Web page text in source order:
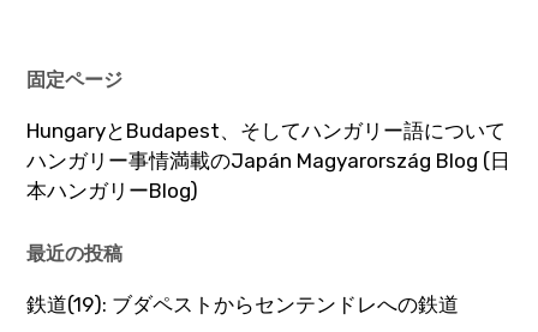
固定ページ
HungaryとBudapest、そしてハンガリー語について
ハンガリー事情満載のJapán Magyarország Blog (日
本ハンガリーBlog)
最近の投稿
鉄道(19): ブダペストからセンテンドレへの鉄道